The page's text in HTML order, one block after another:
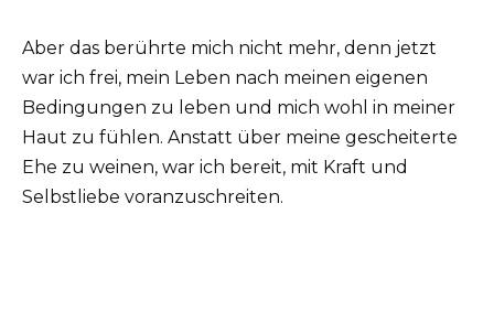
Aber das berührte mich nicht mehr, denn jetzt
war ich frei, mein Leben nach meinen eigenen
Bedingungen zu leben und mich wohl in meiner
Haut zu fühlen. Anstatt über meine gescheiterte
Ehe zu weinen, war ich bereit, mit Kraft und
Selbstliebe voranzuschreiten.